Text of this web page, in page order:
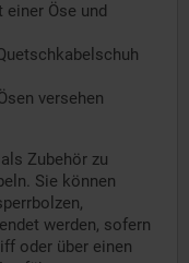
Öse und
versehen
Zubehör zu
Sie können
werden, sofern
oder über einen